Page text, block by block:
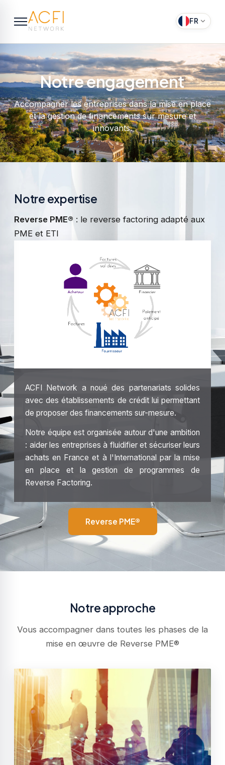
FR
Notre engagement
Accompagner les entreprises dans la mise en place
et la gestion de financements sur mesure et
innovants.
Notre expertise
Reverse PME® : le reverse factoring adapté aux
PME et ETI
ACFI Network a noué des partenariats solides
avec des établissements de crédit lui permettant
de proposer des financements sur-mesure.
Notre équipe est organisée autour d'une ambition
: aider les entreprises à fluidifier et sécuriser leurs
achats en France et à l'International par la mise
en place et la gestion de programmes de
Reverse Factoring.
Reverse PME®
Notre approche
Vous accompagner dans toutes les phases de la
mise en œuvre de Reverse PME®